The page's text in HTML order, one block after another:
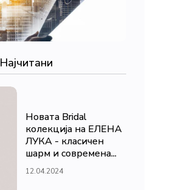
Најчитани
Новата Bridal
колекција на ЕЛЕНА
ЛУКА - класичен
шарм и современа...
12.04.2024